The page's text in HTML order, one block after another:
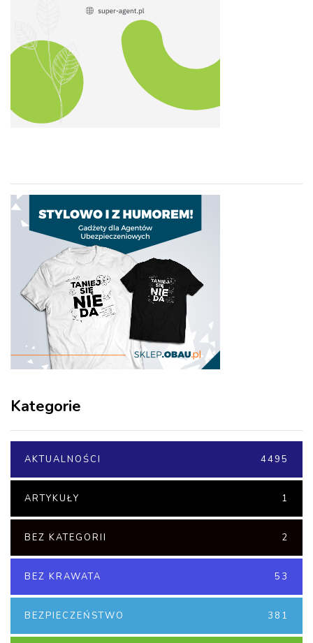
Kategorie
AKTUALNOŚCI 4495
ARTYKUŁY 1
BEZ KATEGORII 2
BEZ KRAWATA 53
BEZPIECZEŃSTWO 381